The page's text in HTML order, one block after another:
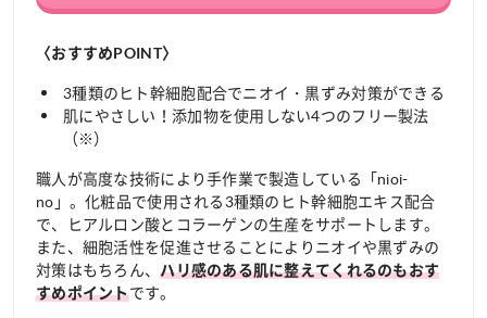
〈おすすめPOINT〉
3種類のヒト幹細胞配合でニオイ・黒ずみ対策ができる
肌にやさしい！添加物を使用しない4つのフリー製法
（※）
職人が高度な技術により手作業で製造している「nioi-
no」。化粧品で使用される3種類のヒト幹細胞エキス配合
で、ヒアルロン酸とコラーゲンの生産をサポートします。
また、細胞活性を促進させることによりニオイや黒ずみの
対策はもちろん、ハリ感のある肌に整えてくれるのもおす
すめポイントです。